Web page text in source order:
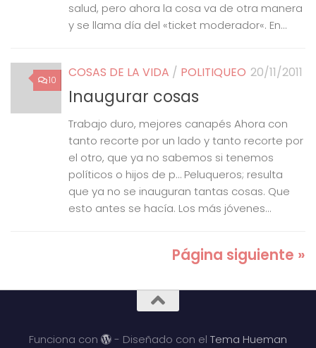
salud, pero ahora la cosa va de otra manera
y se llama día del «ticket moderador«. En...
10 COSAS DE LA VIDA / POLITIQUEO 20/11/2011
Inaugurar cosas
Trabajo duro, mejores canapés Ahora con
tanto recorte por un lado y tanto recorte por
el otro, que ya no sabemos si tenemos
políticos o hijos de p… Peluqueros; resulta
que ya no se inauguran tantas cosas. Que
esto antes se hacía. Los más jóvenes...
Página siguiente »
Funciona con - Diseñado con el Tema Hueman